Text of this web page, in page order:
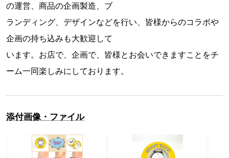
の運営、商品の企画製造、ブ
ランディング、デザインなどを行い、皆様からのコラボや
企画の持ち込みも大歓迎して
います。お店で、企画で、皆様とお会いできますことをチ
ーム一同楽しみにしております。
添付画像・ファイル